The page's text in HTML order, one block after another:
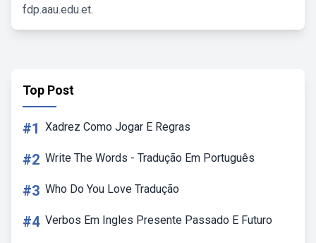
fdp.aau.edu.et.
Top Post
#1 Xadrez Como Jogar E Regras
#2 Write The Words - Tradução Em Português
#3 Who Do You Love Tradução
#4 Verbos Em Ingles Presente Passado E Futuro